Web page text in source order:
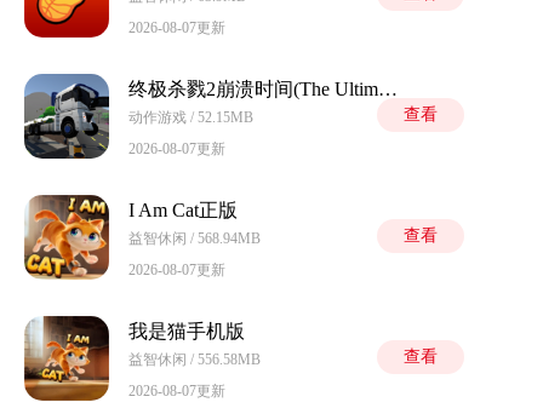
2026-08-07更新
终极杀戮2崩溃时间(The Ultimate Carnage 2)
动作游戏 / 52.15MB
2026-08-07更新
查看
I Am Cat正版
益智休闲 / 568.94MB
2026-08-07更新
查看
我是猫手机版
益智休闲 / 556.58MB
2026-08-07更新
查看